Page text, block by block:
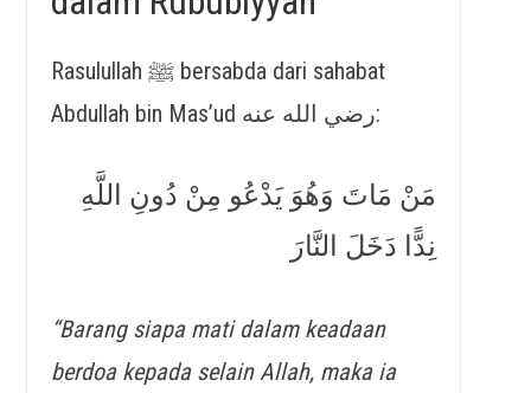
Rasulullah ﷺ bersabda dari sahabat
Abdullah bin Mas’ud رضي الله عنه:
مَنْ مَاتَ وَهُوَ يَدْعُو مِنْ دُونِ اللَّهِ
نِدًّا دَخَلَ النَّارَ
“Barang siapa mati dalam keadaan
berdoa kepada selain Allah, maka ia